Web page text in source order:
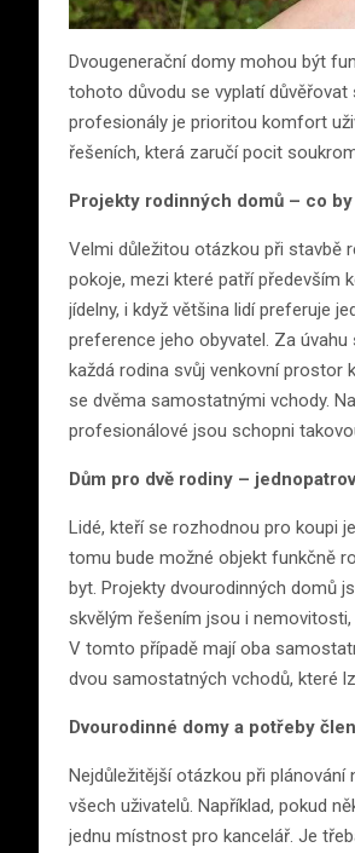
Dvougenerační domy mohou být
tohoto důvodu se vyplatí
profesionály je prioritou komfort
řešeních, která zaručí pocit
Projekty rodinných domů – co
Velmi důležitou otázkou při stavbě
pokoje, mezi které patří především
jídelny, i když většina lidí preferuje
preference jeho obyvatel. Za
každá rodina svůj venkovní prostor
se dvěma samostatnými vchody.
profesionálové jsou schopni
Dům pro dvě rodiny –
Lidé, kteří se rozhodnou pro koupi
tomu bude možné objekt funkčně
byt. Projekty dvourodinných domů
skvělým řešením jsou i
V tomto případě mají oba
dvou samostatných vchodů, které
Dvourodinné domy a potřeby
Nejdůležitější otázkou při
všech uživatelů. Například, pokud
jednu místnost pro kancelář. Je